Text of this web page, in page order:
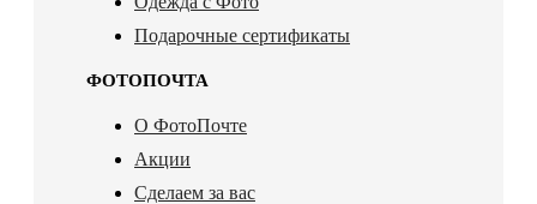
Подарочные сертификаты
ФОТОПОЧТА
О ФотоПочте
Акции
Сделаем за вас